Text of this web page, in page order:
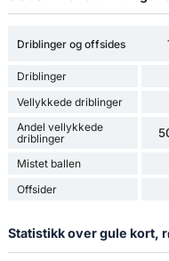
Driblinger og offsides
Driblinger
Vellykkede driblinger
Andel vellykkede
driblinger
Mistet ballen
Offsider
Statistikk over gule kort,